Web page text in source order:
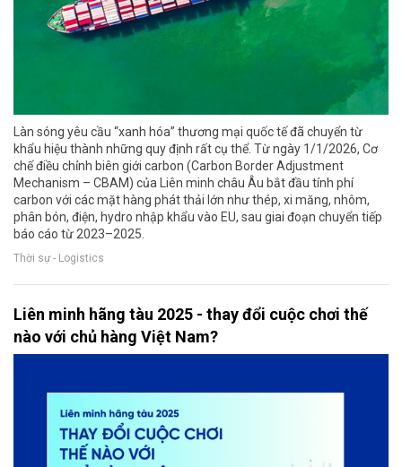
Làn sóng yêu cầu “xanh hóa” thương mại quốc tế đã chuyển từ
khẩu hiệu thành những quy định rất cụ thể. Từ ngày 1/1/2026, Cơ
chế điều chỉnh biên giới carbon (Carbon Border Adjustment
Mechanism – CBAM) của Liên minh châu Âu bắt đầu tính phí
carbon với các mặt hàng phát thải lớn như thép, xi măng, nhôm,
phân bón, điện, hydro nhập khẩu vào EU, sau giai đoạn chuyển tiếp
báo cáo từ 2023–2025.
Thời sự - Logistics
Liên minh hãng tàu 2025 - thay đổi cuộc chơi thế
nào với chủ hàng Việt Nam?